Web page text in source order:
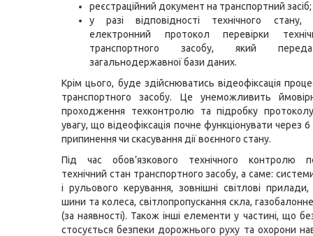
реєстраційний документ на транспортний засіб;
у разі відповідності технічного стану,
електронний протокол перевірки
транспортного засобу, який
загальнодержавної бази даних.
Крім цього, буде здійснюватись відеофіксація
транспортного засобу. Це унеможливить
проходження техконтролю та підробку
увагу, що відеофіксація почне функціонувати через 6
припинення чи скасування дії воєнного стану.
Під час обов’язкового технічного контролю
технічний стан транспортного засобу, а саме:
і рульового керування, зовнішні світлові прилади,
шини та колеса, світлопропускання скла,
(за наявності). Також інші елементи у частині, що
стосується безпеки дорожнього руху та охорони